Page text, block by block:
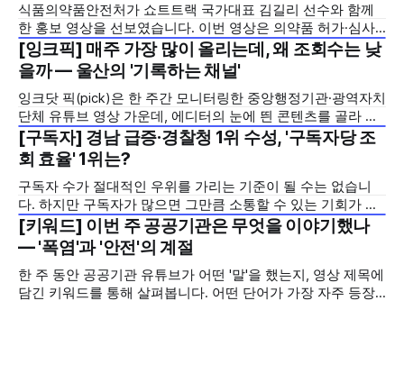
식품의약품안전처가 쇼트트랙 국가대표 김길리 선수와 함께
한 홍보 영상을 선보였습니다. 이번 영상은 의약품 허가·심사
기간을 기존 420일에서 240일로 단축한 정책을 국민에게 쉽
고 친근하게 알리기 위해 제작한 것으로, 딱딱하게 느껴질 수
있는 규제 정책을, 빙판 위에서 빠른 스피드와 꼼꼼한 준비를
모두 갖춘 김길리 선수의 이미지에 빗대어 풀어낸 것이 특징입
니다. '빠르지만
2026년 7월 5주
[잉크픽] 매주 가장 많이 올리는데, 왜 조회수는 낮
을까 — 울산의 '기록하는 채널'
잉크닷 픽(pick)은 한 주간 모니터링한 중앙행정기관·광역자치
단체 유튜브 영상 가운데, 에디터의 눈에 띈 콘텐츠를 골라 그
시도와 의미를 들여다보는 코너입니다. 조회수 순위표 맨 위에
오르지는 못했지만, 다른 채널이 가지 않은 길을 택한 콘텐츠
를 소개합니다. 이번 주는 특정 영상 한 편이 아니라, 채널 하나
의 '변화'를 이야기하려
2026년 7월 5주
[구독자] 경남 급증·경찰청 1위 수성, '구독자당 조
회 효율' 1위는?
구독자 수가 절대적인 우위를 가리는 기준이 될 수는 없습니
다. 하지만 구독자가 많으면 그만큼 소통할 수 있는 기회가 많
아집니다. 소통은 곧 채널의 신뢰로 이어집니다. 억지로 구독
자를 확보하기보다는 소통하는, 그래서 충성도 높은 구독자를
다수 확보하길 바라는 마음을 담아, 중앙행정기관과 광역자치
단체 유튜브 채널의 구독자를 월 단위로 분석합니다. 중앙행정
기관과 광역자치단체 유튜브 채널의 구독자를 통합하여
2026년 7월 5주
[키워드] 이번 주 공공기관은 무엇을 이야기했나
— '폭염'과 '안전'의 계절
한 주 동안 공공기관 유튜브가 어떤 '말'을 했는지, 영상 제목에
담긴 키워드를 통해 살펴봅니다. 어떤 단어가 가장 자주 등장